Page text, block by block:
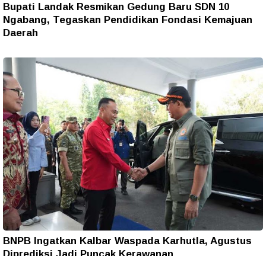
Bupati Landak Resmikan Gedung Baru SDN 10
Ngabang, Tegaskan Pendidikan Fondasi Kemajuan
Daerah
BNPB Ingatkan Kalbar Waspada Karhutla, Agustus